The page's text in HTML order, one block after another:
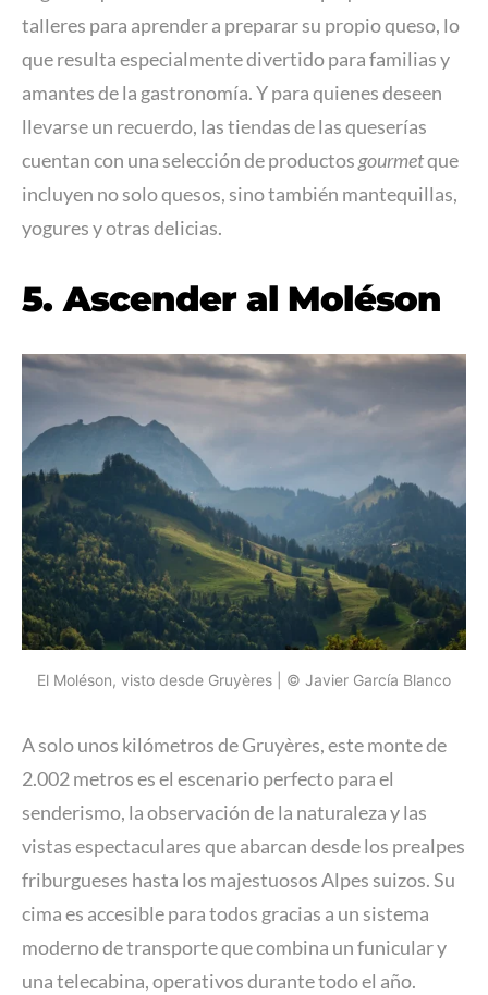
talleres para aprender a preparar su propio queso, lo
que resulta especialmente divertido para familias y
amantes de la gastronomía. Y para quienes deseen
llevarse un recuerdo, las tiendas de las queserías
cuentan con una selección de productos gourmetque
incluyen no solo quesos, sino también mantequillas,
yogures y otras delicias.
5. Ascender al Moléson
El Moléson, visto desde Gruyères | © Javier García Blanco
A solo unos kilómetros de Gruyères, este monte de
2.002 metros es el escenario perfecto para el
senderismo, la observación de la naturaleza y las
vistas espectaculares que abarcan desde los prealpes
friburgueses hasta los majestuosos Alpes suizos. Su
cima es accesible para todos gracias a un sistema
moderno de transporte que combina un funicular y
una telecabina, operativos durante todo el año.